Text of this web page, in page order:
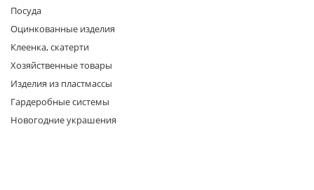
Посуда
Оцинкованные изделия
Клеенка, скатерти
Хозяйственные товары
Изделия из пластмассы
Гардеробные системы
Новогодние украшения